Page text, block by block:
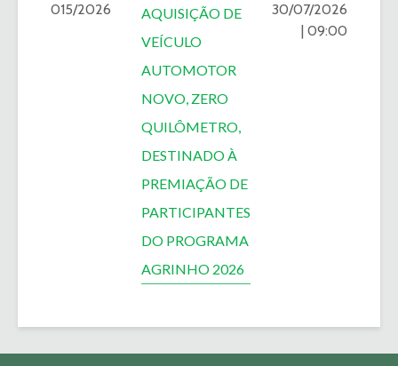
015/2026
AQUISIÇÃO DE
VEÍCULO
AUTOMOTOR
NOVO, ZERO
QUILÔMETRO,
DESTINADO À
PREMIAÇÃO DE
PARTICIPANTES
DO PROGRAMA
AGRINHO 2026
30/07/2026
| 09:00